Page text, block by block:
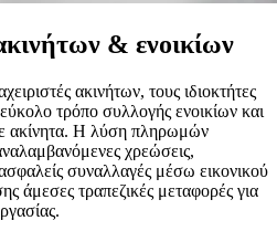
& ενοικίων
ακινήτων, τους ιδιοκτήτες
τρόπο συλλογής ενοικίων και
ακίνητα. Η λύση πληρωμών
χρεώσεις,
συναλλαγές μέσω εικονικού
άμεσες τραπεζικές μεταφορές για